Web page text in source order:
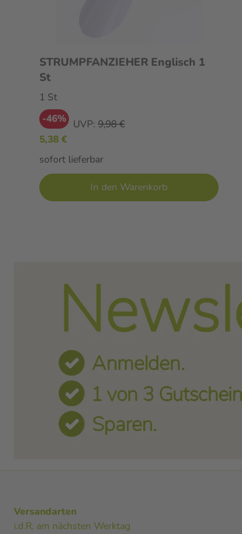
STRUMPFANZIEHER Englisch 1
St
1 St
-46% UVP: 9,98 €
5,38 €
sofort lieferbar
In den Warenkorb
Versandarten
i.d.R. am nächsten Werktag